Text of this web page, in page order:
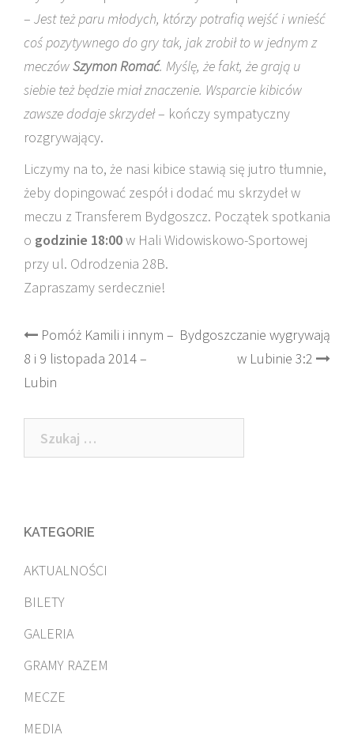
– Jest też paru młodych, którzy potrafią wejść i wnieść
coś pozytywnego do gry tak, jak zrobił to w jednym z
meczówSzymon Romać. Myślę, że fakt, że grają u
siebie też będzie miał znaczenie. Wsparcie kibiców
zawsze dodaje skrzydeł– kończy sympatyczny
rozgrywający.
Liczymy na to, że nasi kibice stawią się jutro tłumnie,
żeby dopingować zespół i dodać mu skrzydeł w
meczu z Transferem Bydgoszcz. Początek spotkania
o godzinie 18:00w Hali Widowiskowo-Sportowej
przy ul. Odrodzenia 28B.
Zapraszamy serdecznie!
Post
navigation
Pomóż Kamili i innym –
8 i 9 listopada 2014 –
Lubin
Bydgoszczanie wygrywają
w Lubinie 3:2
Szukaj:
KATEGORIE
AKTUALNOŚCI
BILETY
GALERIA
GRAMY RAZEM
MECZE
MEDIA